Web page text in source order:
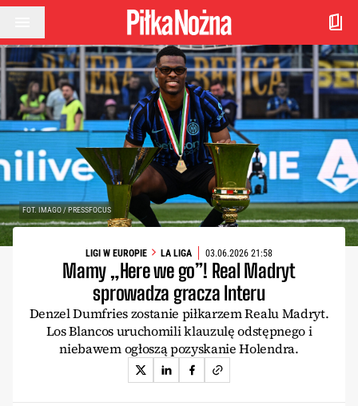
Przejdź do treści
FOT. IMAGO / PRESSFOCUS
LIGI W EUROPIE LA LIGA 03.06.2026 21:58
Mamy „Here we go”! Real Madryt
sprowadza gracza Interu
Denzel Dumfries zostanie piłkarzem Realu Madryt.
Los Blancos uruchomili klauzulę odstępnego i
niebawem ogłoszą pozyskanie Holendra.